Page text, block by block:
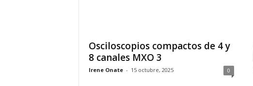
Osciloscopios compactos de 4 y
8 canales MXO 3
Irene Onate - 15 octubre, 2025 0